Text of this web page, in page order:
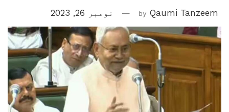
by Qaumi Tanzeem نومبر 26, 2023